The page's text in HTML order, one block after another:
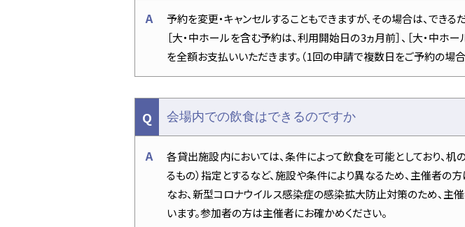
予約を変更・キャンセルすることもできますが、その場合は、でき
［大・中ホールを含む予約は、利用開始日の3ヵ月前］、［大・中
を全額お支払いいただきます。（1回の申請で複数日をご予約の場
会場内での飲食はできるのですか
各貸出施設内においては、条件によって飲食を可能としており、机
るもの）指定とするなど、施設や条件により異なるため、主催者の
なお、新型コロナウイルス感染症の感染拡大防止対策のため、主
います。参加者の方は主催者にお確かめください。